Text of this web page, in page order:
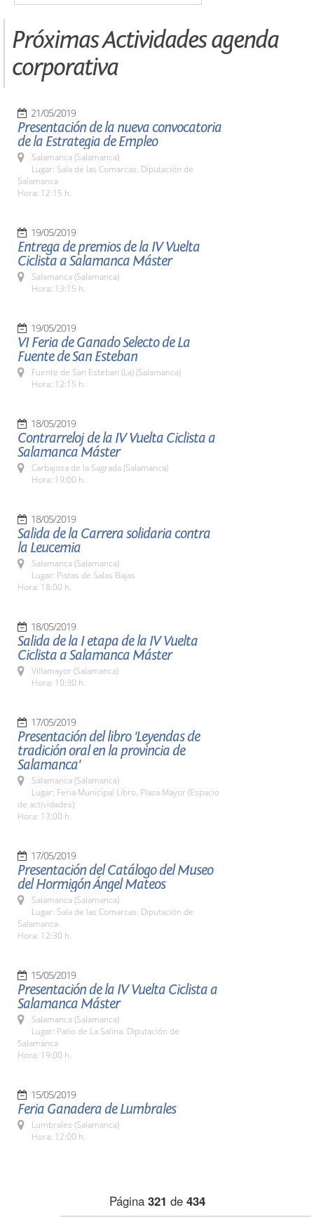
Próximas Actividades agenda
corporativa
21/05/2019
Presentación de la nueva convocatoria
de la Estrategia de Empleo
Salamanca (Salamanca)
Lugar: Sala de las Comarcas. Diputación de
Salamanca
Hora: 12:15 h.
19/05/2019
Entrega de premios de la IV Vuelta
Ciclista a Salamanca Máster
Salamanca (Salamanca)
Hora: 13:15 h.
19/05/2019
VI Feria de Ganado Selecto de La
Fuente de San Esteban
Fuente de San Esteban (La) (Salamanca)
Hora: 12:15 h.
18/05/2019
Contrarreloj de la IV Vuelta Ciclista a
Salamanca Máster
Carbajosa de la Sagrada (Salamanca)
Hora: 19:00 h.
18/05/2019
Salida de la Carrera solidaria contra
la Leucemia
Salamanca (Salamanca)
Lugar: Pistas de Salas Bajas
Hora: 18:00 h.
18/05/2019
Salida de la I etapa de la IV Vuelta
Ciclista a Salamanca Máster
Villamayor (Salamanca)
Hora: 10:30 h.
17/05/2019
Presentación del libro 'Leyendas de
tradición oral en la provincia de
Salamanca'
Salamanca (Salamanca)
Lugar: Feria Municipal Libro. Plaza Mayor (Espacio
de actividades)
Hora: 13:00 h.
17/05/2019
Presentación del Catálogo del Museo
del Hormigón Ángel Mateos
Salamanca (Salamanca)
Lugar: Sala de las Comarcas. Diputación de
Salamanca
Hora: 12:30 h.
15/05/2019
Presentación de la IV Vuelta Ciclista a
Salamanca Máster
Salamanca (Salamanca)
Lugar: Patio de La Salina. Diputación de
Salamanca
Hora: 19:00 h.
15/05/2019
Feria Ganadera de Lumbrales
Lumbrales (Salamanca)
Hora: 12:00 h.
Página 321 de 434